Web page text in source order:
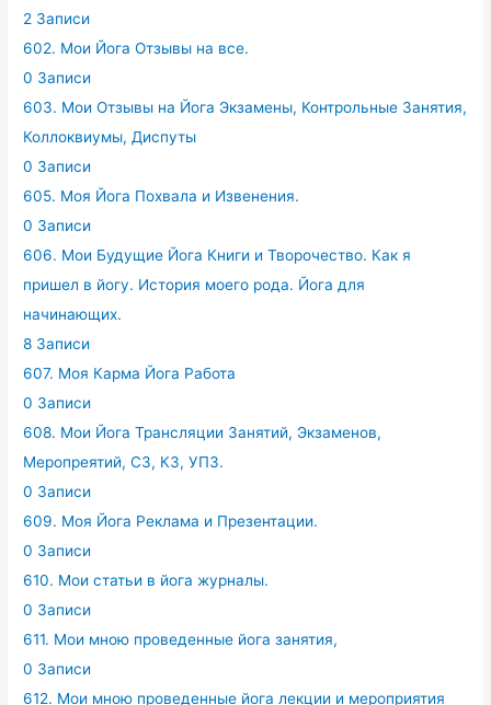
2 Записи
602. Мои Йога Отзывы на все.
0 Записи
603. Мои Отзывы на Йога Экзамены, Контрольные Занятия,
Коллоквиумы, Диспуты
0 Записи
605. Моя Йога Похвала и Извенения.
0 Записи
606. Мои Будущие Йога Книги и Творочество. Как я
пришел в йогу. История моего рода. Йога для
начинающих.
8 Записи
607. Моя Карма Йога Работа
0 Записи
608. Мои Йога Трансляции Занятий, Экзаменов,
Меропреятий, СЗ, КЗ, УПЗ.
0 Записи
609. Моя Йога Реклама и Презентации.
0 Записи
610. Мои статьи в йога журналы.
0 Записи
611. Мои мною проведенные йога занятия,
0 Записи
612. Мои мною проведенные йога лекции и мероприятия